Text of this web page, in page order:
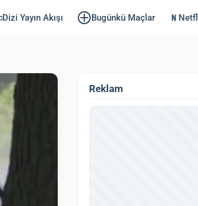
Dizi Yayın Akışı Bugünkü Maçlar
Reklam